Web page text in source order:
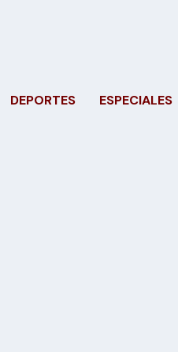
DEPORTES ESPECIALES